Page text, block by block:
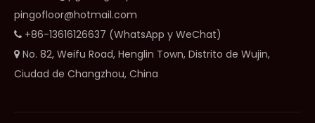
pingofloor@hotmail.com
 +86-13616126637 (WhatsApp y WeChat)
 No. 82, Weifu Road, Henglin Town, Distrito de Wujin,
Ciudad de Changzhou, China